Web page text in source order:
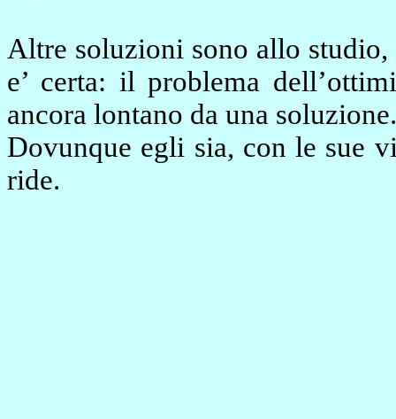
Altre soluzioni sono allo studio,
e’ certa: il problema
ancora lontano da una soluzione.
Dovunque egli sia, con le sue
ride.